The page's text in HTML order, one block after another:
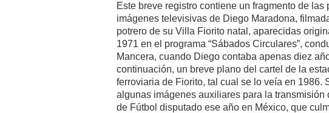
Este breve registro contiene un fragmento de las
imágenes televisivas de Diego Maradona,
potrero de su Villa Fiorito natal, aparecidas
1971 en el programa “Sábados Circulares”,
Mancera, cuando Diego contaba apenas diez
continuación, un breve plano del cartel de la
ferroviaria de Fiorito, tal cual se lo veía en 1986.
algunas imágenes auxiliares para la transmisión
de Fútbol disputado ese año en México, que